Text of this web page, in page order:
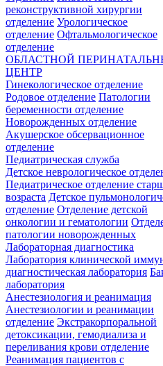
реконструктивной хирургии
отделение Урологическое
отделение Офтальмологическое
отделение
ОБЛАСТНОЙ
ЦЕНТР
Гинекологическое отделение
Родовое отделение Патологии
беременности отделение
Новорожденных отделение
Акушерское обсервационное
отделение
Педиатрическая служба
Детское неврологическое
Педиатрическое отделение
возраста Детское
отделение Отделение детской
онкологии и гематологии
патологии новорожденных
Лабораторная диагностика
Лаборатория клинической
диагностическая лаборатория
лаборатория
Анестезиология и реанимация
Анестезиологии и реанимации
отделение Экстракорпоральной
детоксикации, гемодиализа и
переливания крови отделение
Реанимация пациентов с